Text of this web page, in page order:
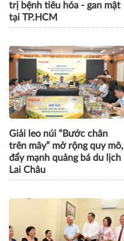
trị bệnh tiêu hóa - gan mật
tại TP.HCM
Giải leo núi “Bước chân
trên mây” mở rộng quy mô,
đẩy mạnh quảng bá du lịch
Lai Châu